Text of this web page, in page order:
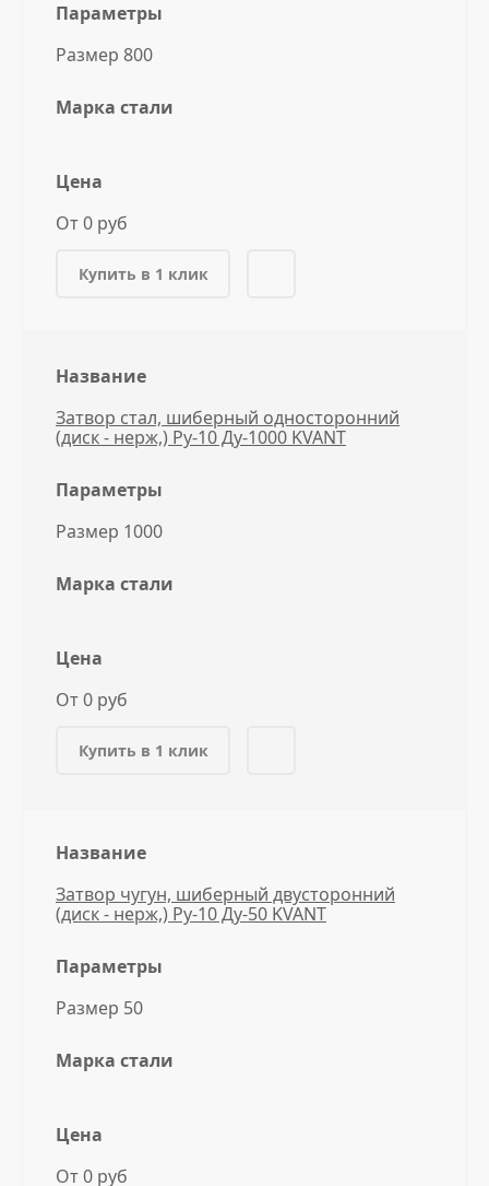
Параметры
Размер 800
Марка стали
Цена
От 0 руб
Купить в 1 клик
Название
Затвор стал, шиберный односторонний
(диск - нерж,) Ру-10 Ду-1000 KVANT
Параметры
Размер 1000
Марка стали
Цена
От 0 руб
Купить в 1 клик
Название
Затвор чугун, шиберный двусторонний
(диск - нерж,) Ру-10 Ду-50 KVANT
Параметры
Размер 50
Марка стали
Цена
От 0 руб